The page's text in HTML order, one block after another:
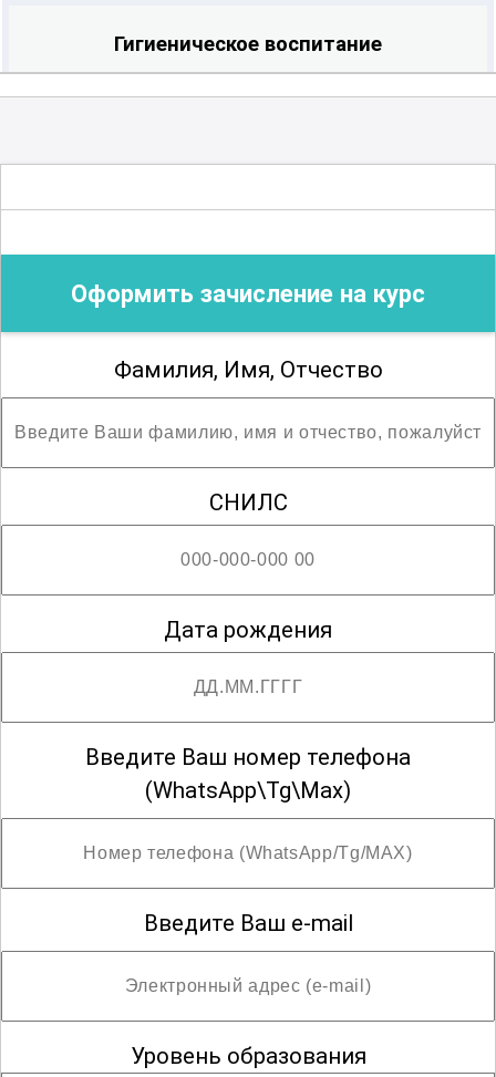
Гигиеническое воспитание
Лабораторное дело
Лечебная физкультура
Лечебное дело
Медико-профилактическое дело
Медико-социальная помощь
Медицинская оптика
Медицинская статистика
Оформить зачисление на курс
Фамилия, Имя, Отчество
СНИЛС
Дата рождения
Введите Ваш номер телефона
(WhatsApp\Tg\Max)
Введите Ваш e-mail
Уровень образования